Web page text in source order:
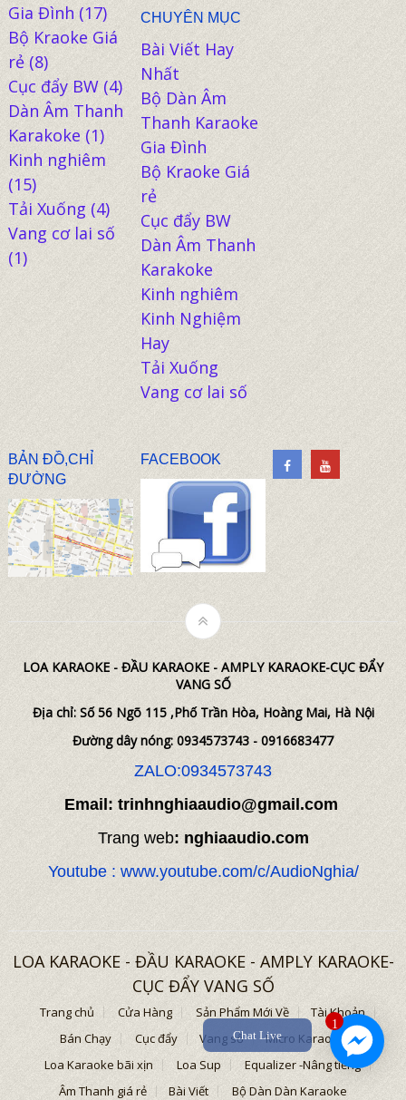
1
Chat Live
Gia Đình (17)
Bộ Kraoke Giá
rẻ(8)
Cục đẩy BW(4)
Dàn Âm Thanh
Karakoke (1)
Kinh nghiêm
(15)
Tải Xuống (4)
Vang cơ lai số
(1)
CHUYÊN MỤC
Bài Viết Hay
Nhất
Bộ Dàn Âm
Thanh Karaoke
Gia Đình
Bộ Kraoke Giá
rẻ
Cục đẩy BW
Dàn Âm Thanh
Karakoke
Kinh nghiêm
Kinh Nghiệm
Hay
Tải Xuống
Vang cơ lai số
BẢN ĐỒ,CHỈ
ĐƯỜNG
FACEBOOK
LOA KARAOKE - ĐẦU KARAOKE - AMPLY KARAOKE-CỤC ĐẨY
VANG SỐ
Địa chỉ: Số 56 Ngõ 115 ,Phố Trần Hòa, Hoàng Mai, Hà Nội
Đường dây nóng: 0934573743 - 0916683477
ZALO:0934573743
Email: trinhnghiaaudio@gmail.com
Trang web: nghiaaudio.com
Youtube : www.youtube.com/c/AudioNghia/
LOA KARAOKE - ĐẦU KARAOKE - AMPLY KARAOKE-
CỤC ĐẨY VANG SỐ
Trang chủ Cửa Hàng Sản Phẩm Mới Về
Tài Khoản
Bán Chạy
Cục đẩy Vang số
Micro Karaoke
Loa Karaoke bãi xịn
Loa Sup
Equalizer -Nâng tiếng
Âm Thanh giá rẻ
Bài Viết Bộ Dàn Dàn Karaoke